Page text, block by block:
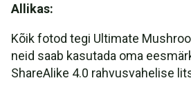
Allikas:
Kõik fotod tegi Ultimate
neid saab kasutada oma
ShareAlike 4.0 rahvusvahelise